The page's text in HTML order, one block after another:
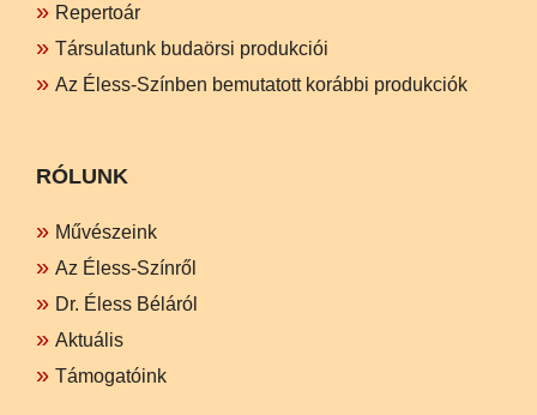
Repertoár
Társulatunk budaörsi produkciói
Az Éless-Színben bemutatott korábbi produkciók
RÓLUNK
Művészeink
Az Éless-Színről
Dr. Éless Béláról
Aktuális
Támogatóink